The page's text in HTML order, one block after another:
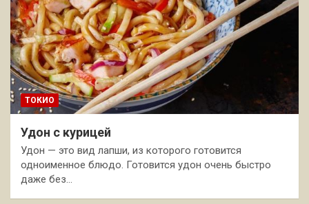
ТОКИО
Удон с курицей
Удон — это вид лапши, из которого готовится
одноименное блюдо. Готовится удон очень быстро
даже без…